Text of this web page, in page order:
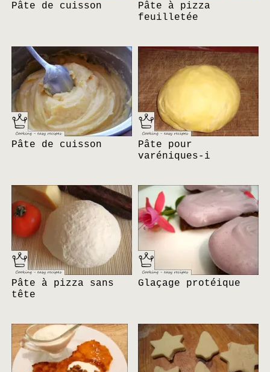
Pâte de cuisson
Pâte à pizza
feuilletée
Pâte de cuisson
Pâte pour
varéniques-i
Pâte à pizza sans
tête
Glaçage protéique